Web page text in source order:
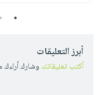
1
أبرز التعليقات
أكتب تعليقاتك وشارك أراءك